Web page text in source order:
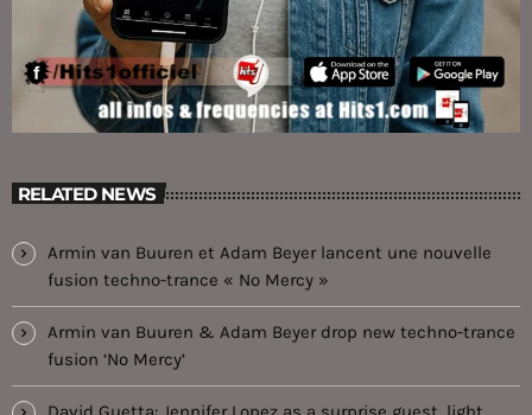
RELATED NEWS
Armin van Buuren et Adam Beyer lancent une nouvelle
fusion techno-trance « No Mercy »
Armin van Buuren & Adam Beyer drop new techno-trance
fusion ‘No Mercy’